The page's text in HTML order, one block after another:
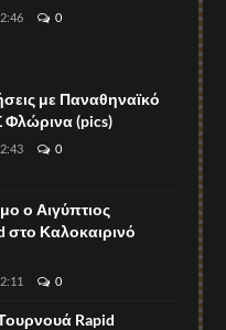
0
με Παναθηναϊκό
Φλώρινα (pics)
0
ο Αιγύπτιος
στο Καλοκαιρινό
0
Rapid